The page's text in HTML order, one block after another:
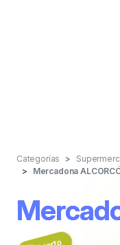
Categorías
Mercadona